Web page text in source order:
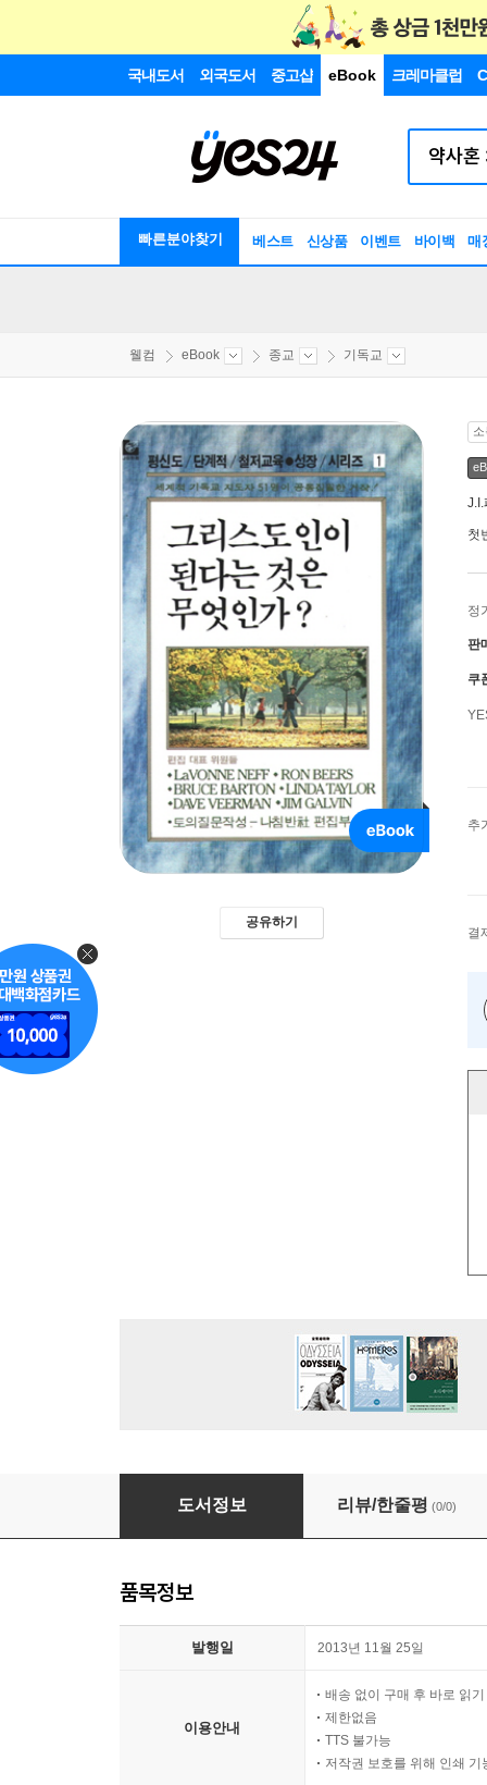
국내도서 외국도서 중고샵 eBook 크레마클럽
빠른분야찾기 베스트 신상품 이벤트 바이백 매
웰컴 eBook 종교 기독교
공유하기
J.I.
첫
정
판
쿠
추
결
그리스도인이 된다는 것은 무엇인가?
도서정보 리뷰/한줄평 (0/0)
품목정보
발행일 2013년 11월 25일
이용안내
배송 없이 구매 후 바로 읽기
제한없음
TTS 불가능
저작권 보호를 위해 인쇄 기